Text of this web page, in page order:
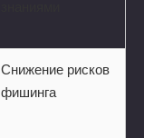
Снижение рисков
фишинга